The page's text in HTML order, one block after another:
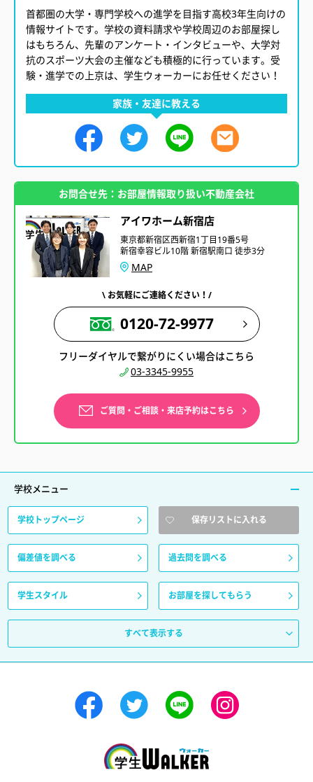
家族・友達に教える
首都圏の大学・専門学校への進学を目指す高校3年生向けの
情報サイトです。学校の資料請求や学校周辺のお部屋探し
はもちろん、先輩のアンケート・インタビューや、大学対
抗のスポーツ大会の主催なども積極的に行っています。受
験・進学での上京は、学生ウォーカーにお任せください！
お問合せ先：お部屋情報取り扱い不動産会社
アイワホーム新宿店
東京都新宿区西新宿1丁目19番5号
新宿幸容ビル10階 新宿駅南口 徒歩3分
MAP
\ お気軽にご連絡ください！/
0120-72-9977
フリーダイヤルで繋がりにくい場合はこちら
03-3345-9955
ご質問・ご相談・来店予約はこちら
学校メニュー
学校トップページ 保存リストに入れる
偏差値を調べる 過去問を調べる
学生スタイル お部屋を探してもらう
すべて表示する